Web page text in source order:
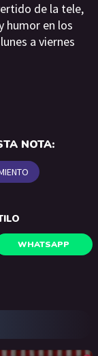
de la tele,
humor en los
a viernes
NOTA:
WHATSAPP